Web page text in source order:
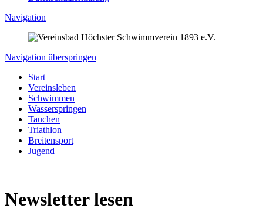
Navigation
Navigation überspringen
Start
Vereinsleben
Schwimmen
Wasserspringen
Tauchen
Triathlon
Breitensport
Jugend
Newsletter lesen